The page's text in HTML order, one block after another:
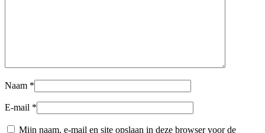
Naam *
E-mail *
Mijn naam, e-mail en site opslaan in deze browser voor de